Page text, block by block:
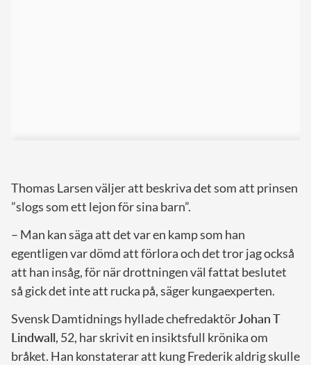
Thomas Larsen väljer att beskriva det som att prinsen
”slogs som ett lejon för sina barn”.
– Man kan säga att det var en kamp som han
egentligen var dömd att förlora och det tror jag också
att han insåg, för när drottningen väl fattat beslutet
så gick det inte att rucka på, säger kungaexperten.
Svensk Damtidnings hyllade chefredaktörJohan T
Lindwall, 52, har skrivit en insiktsfull krönika om
bråket. Han konstaterar att kung Frederik aldrig skulle